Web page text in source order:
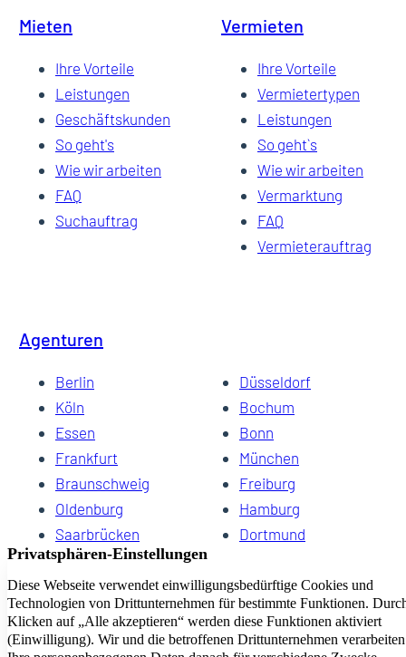
Mieten
Ihre Vorteile
Leistungen
Geschäftskunden
So geht's
Wie wir arbeiten
FAQ
Suchauftrag
Vermieten
Ihre Vorteile
Vermietertypen
Leistungen
So geht`s
Wie wir arbeiten
Vermarktung
FAQ
Vermieterauftrag
Agenturen
Berlin
Düsseldorf
Köln
Bochum
Essen
Bonn
Frankfurt
München
Braunschweig
Freiburg
Oldenburg
Hamburg
Saarbrücken
Dortmund
Hannover
Dresden
Kiel
Wuppertal
Bremen